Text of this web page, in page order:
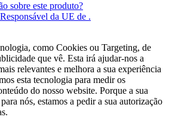
sobre este produto?
da UE de .
como Cookies ou Targeting, de
que vê. Esta irá ajudar-nos a
relevantes e melhora a sua experiência
esta tecnologia para medir os
do nosso website. Porque a sua
nós, estamos a pedir a sua autorização